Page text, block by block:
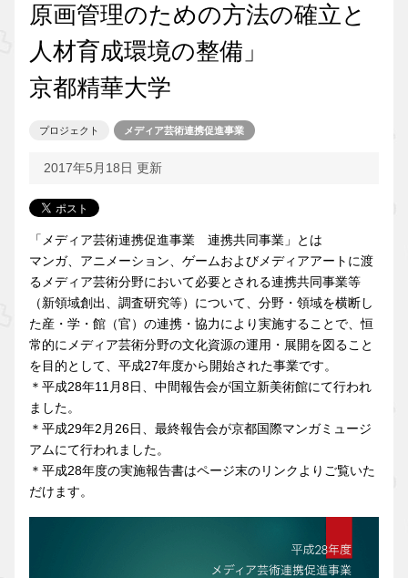
原画管理のための方法の確立と
人材育成環境の整備」
京都精華大学
プロジェクト メディア芸術連携促進事業
2017年5月18日 更新
「メディア芸術連携促進事業 連携共同事業」とは
マンガ、アニメーション、ゲームおよびメディアアートに渡
るメディア芸術分野において必要とされる連携共同事業等
（新領域創出、調査研究等）について、分野・領域を横断し
た産・学・館（官）の連携・協力により実施することで、恒
常的にメディア芸術分野の文化資源の運用・展開を図ること
を目的として、平成27年度から開始された事業です。
＊平成28年11月8日、中間報告会が国立新美術館にて行われ
ました。
＊平成29年2月26日、最終報告会が京都国際マンガミュージ
アムにて行われました。
＊平成28年度の実施報告書はページ末のリンクよりご覧いた
だけます。